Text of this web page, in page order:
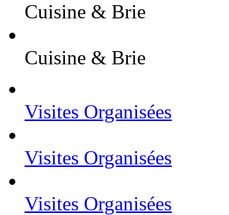
Cuisine & Brie
Cuisine & Brie
Visites Organisées
Visites Organisées
Visites Organisées